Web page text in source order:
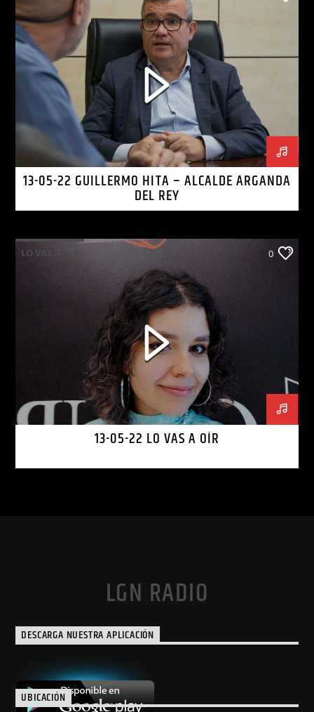
13-05-22 GUILLERMO HITA – ALCALDE ARGANDA
DEL REY
LO VAS A OIR 0
13-05-22 LO VAS A OÍR
LGN RADIO
DESCARGA NUESTRA APLICACIÓN
UBICACIÓN